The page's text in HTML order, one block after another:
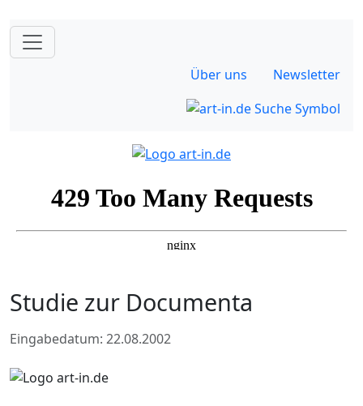
Über uns Newsletter
Studie zur Documenta
Eingabedatum: 22.08.2002